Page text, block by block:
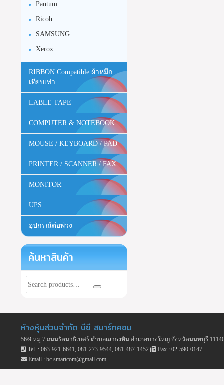
Pantum
Ricoh
SAMSUNG
Xerox
RIBBON Compatible ผ้าหมึก
เทียบเท่า
LABLE TAPE
COMPUTER & NOTEBOOK
MOUSE / KEYBOARD / PAD
PRINTER / SCANNER / FAX
MONITOR
UPS
อุปกรณ์ต่อพ่วง
ค้นหาสินค้า
ห้างหุ้นส่วนจำกัด บีซี สมาร์ทคอม
56/9 หมู่ 7 ถนนรัตนาธิเบศร์ ตำบลเสาธงหิน อำเภอบางใหญ่ จังหวัดนนทบุรี
Tel. : 063-921-6641, 081-273-9544, 081-487-1452
Fax : 02-590-0147
Email : bc.smartcom@gmail.com